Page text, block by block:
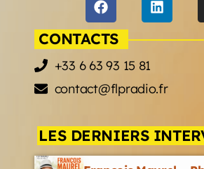
CONTACTS
+33 6 63 93 15 81
contact@flpradio.fr
LES DERNIERS